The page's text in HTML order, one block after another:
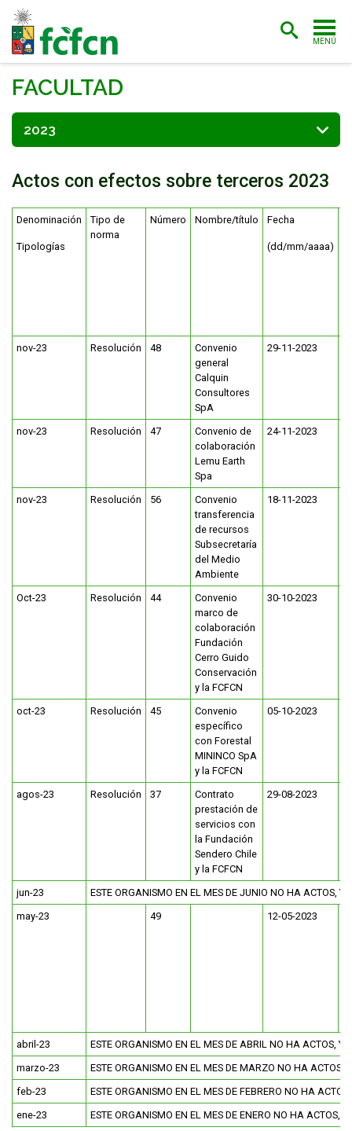
MENÚ
ADMISIÓN
CARRERAS
POSTGRADO
INVESTIGACIÓN
ESTUDIANTES ACADÉMICAS/OS
EGRESADAS/OS
FACULTAD
2023
Actos con efectos sobre terceros 2023
Denominación
Tipologías
Tipo de
norma
Número Nombre/título Fecha
(dd/mm/aaaa)
nov-23 Resolución 48
Convenio
general
Calquin
Consultores
SpA
29-11-2023
nov-23 Resolución 47
Convenio de
colaboración
Lemu Earth
Spa
24-11-2023
nov-23 Resolución 56
Convenio
transferencia
de recursos
Subsecretaría
del Medio
Ambiente
18-11-2023
Oct-23 Resolución 44
Convenio
marco de
colaboración
Fundación
Cerro Guido
Conservación
y la FCFCN
30-10-2023
oct-23 Resolución 45
Convenio
específico
con Forestal
MININCO SpA
y la FCFCN
05-10-2023
agos-23 Resolución 37
Contrato
prestación de
servicios con
la Fundación
Sendero Chile
y la FCFCN
29-08-2023
jun-23
ESTE ORGANISMO EN EL MES DE JUNIO NO HA ACTOS,
may-23
49 12-05-2023
abril-23
ESTE ORGANISMO EN EL MES DE ABRIL NO HA ACTOS, Y/
marzo-23
ESTE ORGANISMO EN EL MES DE MARZO NO HA ACTOS,
feb-23
ESTE ORGANISMO EN EL MES DE FEBRERO NO HA
ene-23
ESTE ORGANISMO EN EL MES DE ENERO NO HA ACTOS,